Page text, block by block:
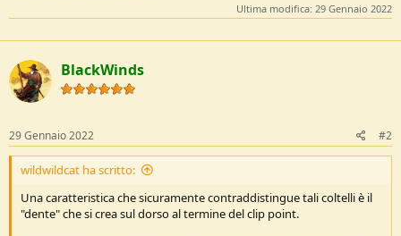
Ultima modifica: 29 Gennaio 2022
BlackWinds
29 Gennaio 2022 #2
wildwildcat ha scritto:
Una caratteristica che sicuramente contraddistingue tali coltelli è il
"dente" che si crea sul dorso al termine del clip point.